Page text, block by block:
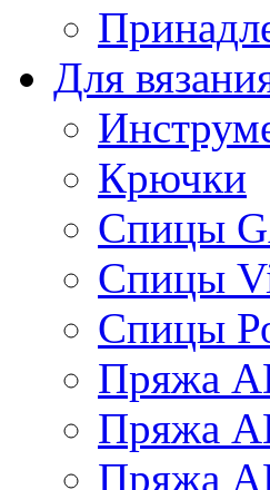
Для
Крючки
Спицы
Спицы
Спицы
Пряжа
Пряжа
Пряжа